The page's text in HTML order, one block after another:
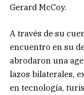
Gerard McCoy.
A través de su
encuentro en su
abrodaron una
lazos bilaterales,
en tecnología,